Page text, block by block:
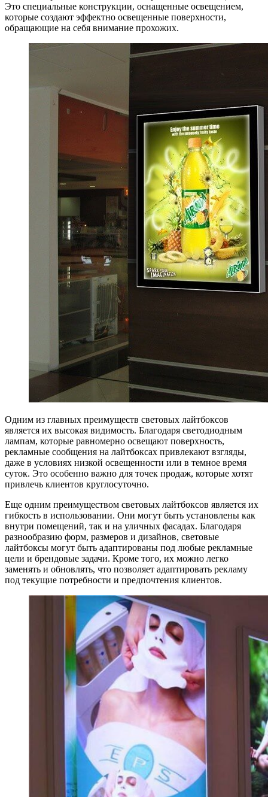
Это специальные конструкции, оснащенные освещением,
которые создают эффектно освещенные поверхности,
обращающие на себя внимание прохожих.
Одним из главных преимуществ световых лайтбоксов
является их высокая видимость. Благодаря светодиодным
лампам, которые равномерно освещают поверхность,
рекламные сообщения на лайтбоксах привлекают взгляды,
даже в условиях низкой освещенности или в темное время
суток. Это особенно важно для точек продаж, которые хотят
привлечь клиентов круглосуточно.
Еще одним преимуществом световых лайтбоксов является их
гибкость в использовании. Они могут быть установлены как
внутри помещений, так и на уличных фасадах. Благодаря
разнообразию форм, размеров и дизайнов, световые
лайтбоксы могут быть адаптированы под любые рекламные
цели и брендовые задачи. Кроме того, их можно легко
заменять и обновлять, что позволяет адаптировать рекламу
под текущие потребности и предпочтения клиентов.